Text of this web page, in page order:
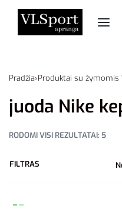
Pradžia›Produktai su žymomis
juoda Nike
RODOMI VISI REZULTATAI: 5
FILTRAS